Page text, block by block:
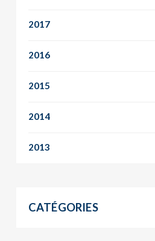
2017
2016
2015
2014
2013
CATÉGORIES